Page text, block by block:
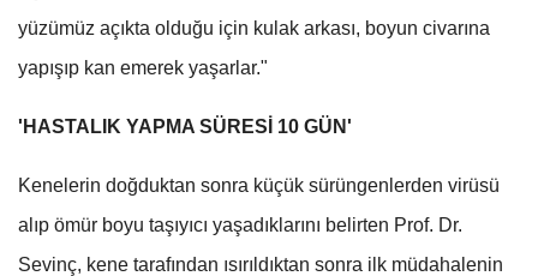
yüzümüz açıkta olduğu için kulak arkası, boyun civarına
yapışıp kan emerek yaşarlar."
'HASTALIK YAPMA SÜRESİ 10 GÜN'
Kenelerin doğduktan sonra küçük sürüngenlerden virüsü
alıp ömür boyu taşıyıcı yaşadıklarını belirten Prof. Dr.
Sevinç, kene tarafından ısırıldıktan sonra ilk müdahalenin